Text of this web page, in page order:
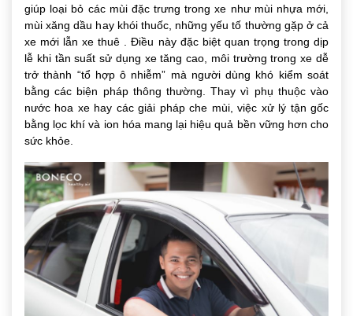
giúp loại bỏ các mùi đặc trưng trong xe như mùi nhựa mới,
mùi xăng dầu hay khói thuốc, những yếu tố thường gặp ở cả
xe mới lẫn xe thuê . Điều này đặc biệt quan trọng trong dịp
lễ khi tần suất sử dụng xe tăng cao, môi trường trong xe dễ
trở thành “tổ hợp ô nhiễm” mà người dùng khó kiểm soát
bằng các biện pháp thông thường. Thay vì phụ thuộc vào
nước hoa xe hay các giải pháp che mùi, việc xử lý tận gốc
bằng lọc khí và ion hóa mang lại hiệu quả bền vững hơn cho
sức khỏe.